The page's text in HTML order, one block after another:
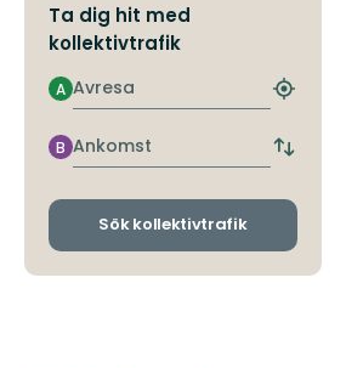
Ta dig hit med
kollektivtrafik
Avresa
A
Hitta
hållplats
Ankomst
B
Byt
och
Sök kollektivtrafik